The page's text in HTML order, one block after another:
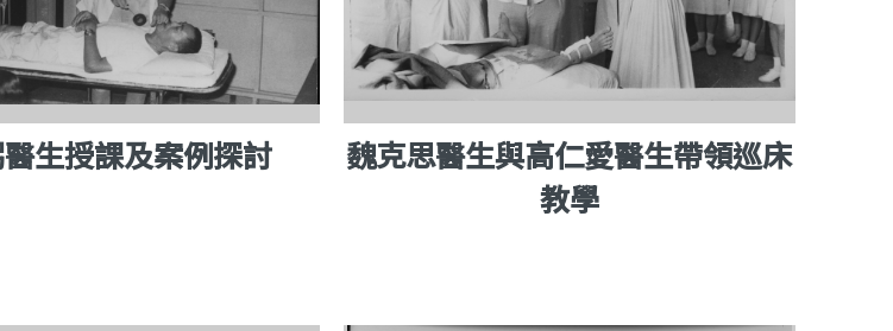
生授課及案例探討
魏克思醫生與高仁愛醫生帶領巡床
教學